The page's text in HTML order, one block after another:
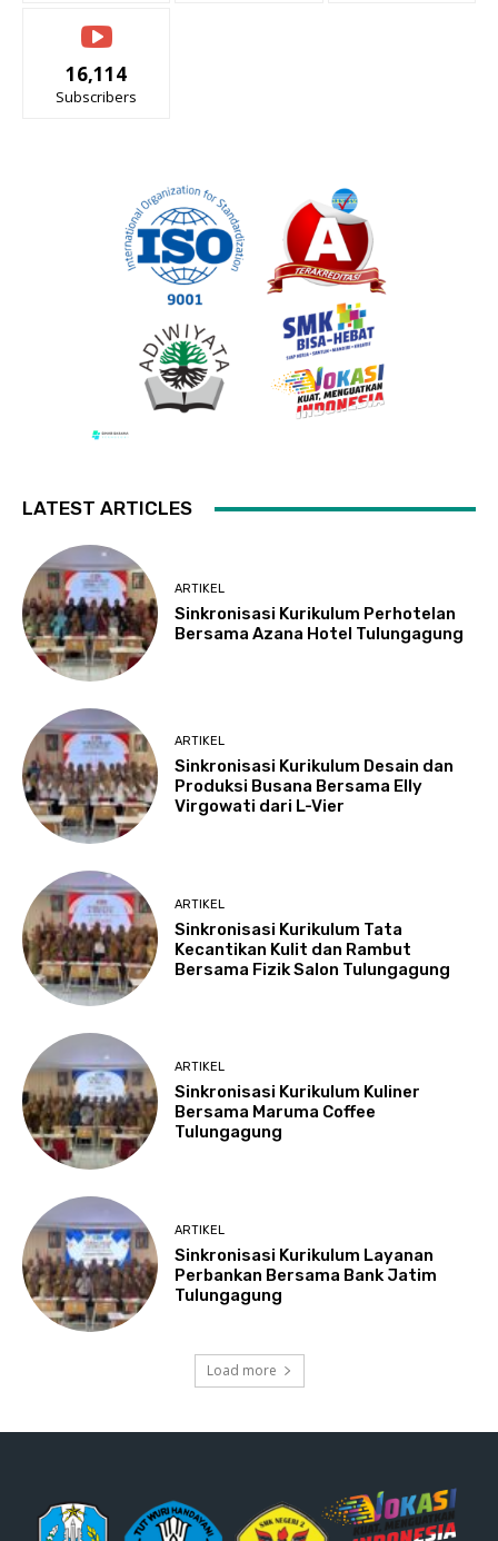
16,114
Subscribers
LATEST ARTICLES
ARTIKEL
Sinkronisasi Kurikulum Perhotelan
Bersama Azana Hotel Tulungagung
ARTIKEL
Sinkronisasi Kurikulum Desain dan
Produksi Busana Bersama Elly
Virgowati dari L-Vier
ARTIKEL
Sinkronisasi Kurikulum Tata
Kecantikan Kulit dan Rambut
Bersama Fizik Salon Tulungagung
ARTIKEL
Sinkronisasi Kurikulum Kuliner
Bersama Maruma Coffee
Tulungagung
ARTIKEL
Sinkronisasi Kurikulum Layanan
Perbankan Bersama Bank Jatim
Tulungagung
Load more